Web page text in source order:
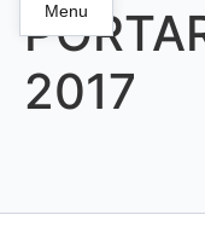
Menu
2017